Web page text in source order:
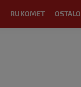
RUKOMET OSTALO